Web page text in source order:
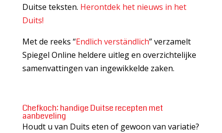
Duitse teksten. Herontdek het nieuws in het
Duits!
Met de reeks “Endlich verständlich” verzamelt
Spiegel Online heldere uitleg en overzichtelijke
samenvattingen van ingewikkelde zaken.
Chefkoch: handige Duitse recepten met
aanbeveling
Houdt u van Duits eten of gewoon van variatie?